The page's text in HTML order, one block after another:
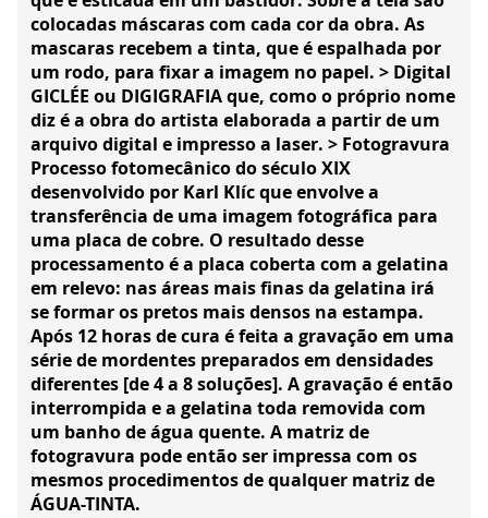
colocadas máscaras com cada cor da obra. As
mascaras recebem a tinta, que é espalhada por
um rodo, para fixar a imagem no papel. > Digital
GICLÉE ou DIGIGRAFIA que, como o próprio nome
diz é a obra do artista elaborada a partir de um
arquivo digital e impresso a laser. > Fotogravura
Processo fotomecânico do século XIX
desenvolvido por Karl Klíc que envolve a
transferência de uma imagem fotográfica para
uma placa de cobre. O resultado desse
processamento é a placa coberta com a gelatina
em relevo: nas áreas mais finas da gelatina irá
se formar os pretos mais densos na estampa.
Após 12 horas de cura é feita a gravação em uma
série de mordentes preparados em densidades
diferentes [de 4 a 8 soluções]. A gravação é então
interrompida e a gelatina toda removida com
um banho de água quente. A matriz de
fotogravura pode então ser impressa com os
mesmos procedimentos de qualquer matriz de
ÁGUA-TINTA.